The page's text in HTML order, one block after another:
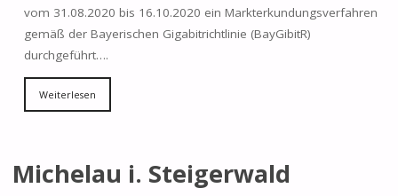
vom 31.08.2020 bis 16.10.2020 ein Markterkundungsverfahren
gemäß der Bayerischen Gigabitrichtlinie (BayGibitR)
durchgeführt….
Weiterlesen
Michelau i. Steigerwald